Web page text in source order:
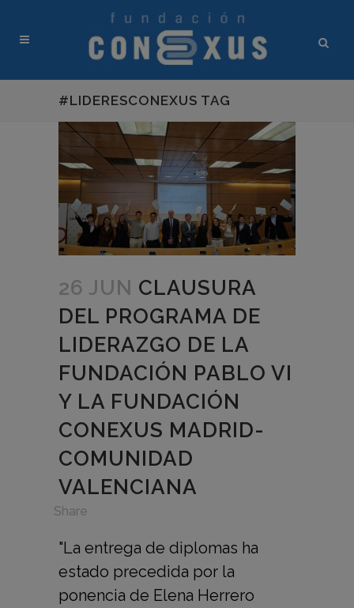
#LIDERESCONEXUS TAG
26 JUN CLAUSURA
DEL PROGRAMA DE
LIDERAZGO DE LA
FUNDACIÓN PABLO VI
Y LA FUNDACIÓN
CONEXUS MADRID-
COMUNIDAD
VALENCIANA
Share
"La entrega de diplomas ha
estado precedida por la
ponencia de Elena Herrero